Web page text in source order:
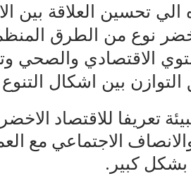
تحسين العلاقة بين
نوع من الطرق
الاقتصادي والصحي
بين اشكال التنوع
تعريفا للاقتصاد الاخضر
الاجتماعي مع
بشكل كبير.